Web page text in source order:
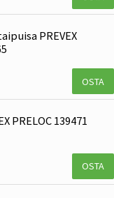
PREVEX
OSTA
PRELOC 139471
OSTA